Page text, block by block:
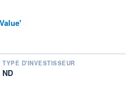
TYPE D'INVESTISSEUR
ND